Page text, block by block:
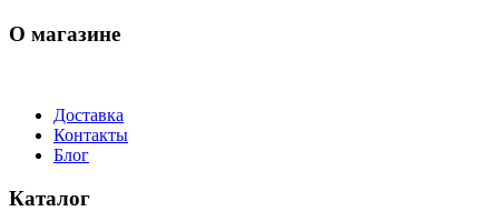
О магазине
Доставка
Контакты
Блог
Каталог